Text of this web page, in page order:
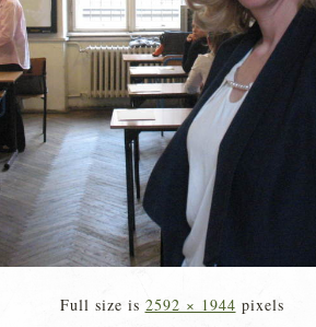
Full size is 2592 × 1944 pixels